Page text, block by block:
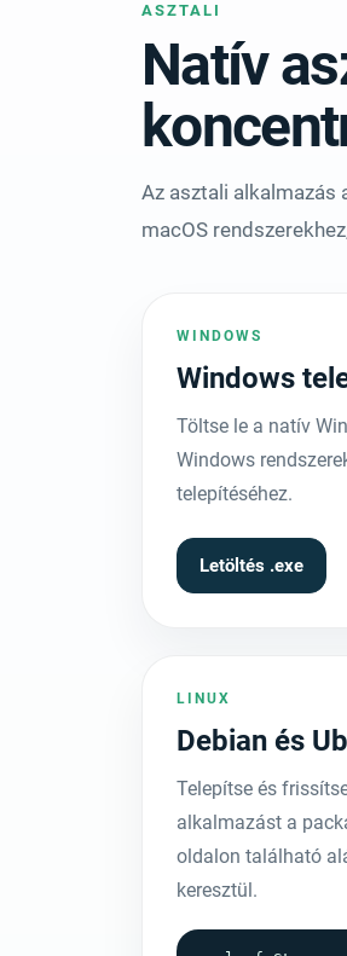
ASZTALI
Natív
Az asztali alkalmazás
macOS
WINDOWS
Windows
Töltse le a natív
Windows
telepítéséhez.
Letöltés .exe
LINUX
Debian és
Telepítse és
alkalmazást a
oldalon található
keresztül.